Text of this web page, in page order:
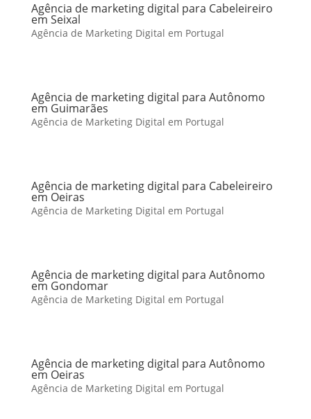
Agência de marketing digital para Cabeleireiro
em Seixal
Agência de Marketing Digital em Portugal
Agência de marketing digital para Autônomo
em Guimarães
Agência de Marketing Digital em Portugal
Agência de marketing digital para Cabeleireiro
em Oeiras
Agência de Marketing Digital em Portugal
Agência de marketing digital para Autônomo
em Gondomar
Agência de Marketing Digital em Portugal
Agência de marketing digital para Autônomo
em Oeiras
Agência de Marketing Digital em Portugal